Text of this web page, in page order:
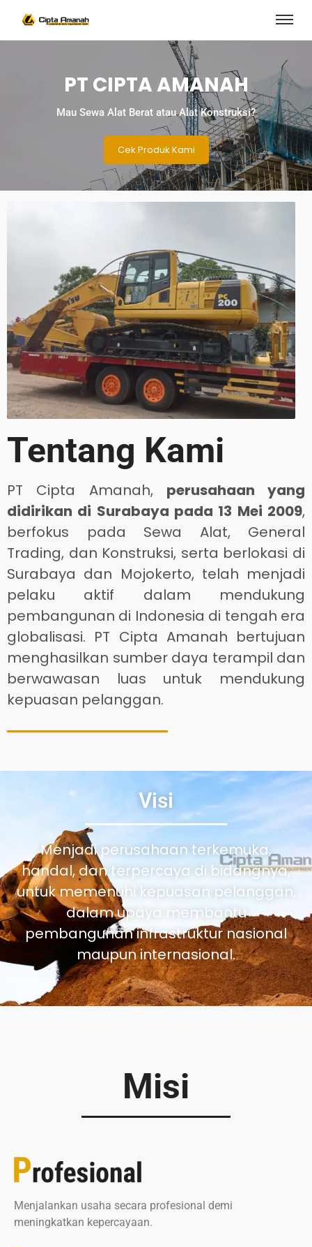
PT CIPTA AMANAH
Mau Sewa Alat Berat atau Alat Konstruksi?
Cek Produk Kami
Tentang Kami
PT Cipta Amanah, perusahaan yang
didirikan di Surabaya pada 13 Mei 2009,
berfokus pada Sewa Alat, General
Trading, dan Konstruksi, serta berlokasi di
Surabaya dan Mojokerto, telah menjadi
pelaku aktif dalam mendukung
pembangunan di Indonesia di tengah era
globalisasi. PT Cipta Amanah bertujuan
menghasilkan sumber daya terampil dan
berwawasan luas untuk mendukung
kepuasan pelanggan.
Visi
Menjadi perusahaan terkemuka,
handal, dan terpercaya di bidangnya,
untuk memenuhi kepuasan pelanggan,
dalam upaya membantu
pembangunan infrastruktur nasional
maupun internasional.
Misi
Menjalankan usaha secara profesional demi
meningkatkan kepercayaan.